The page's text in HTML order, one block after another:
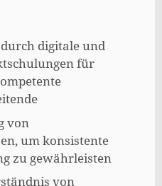
digitale und
für
von
um konsistente
zu gewährleisten
von